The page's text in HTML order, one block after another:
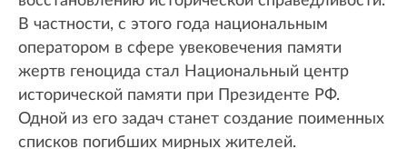
В частности, с этого года национальным
оператором в сфере увековечения памяти
жертв геноцида стал Национальный центр
исторической памяти при Президенте РФ.
Одной из его задач станет создание поименных
списков погибших мирных жителей.